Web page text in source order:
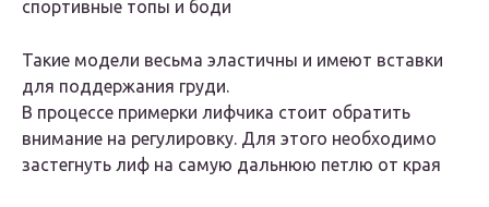
спортивные топы и боди
Такие модели весьма эластичны и имеют вставки
для поддержания груди.
В процессе примерки лифчика стоит обратить
внимание на регулировку. Для этого необходимо
застегнуть лиф на самую дальнюю петлю от края